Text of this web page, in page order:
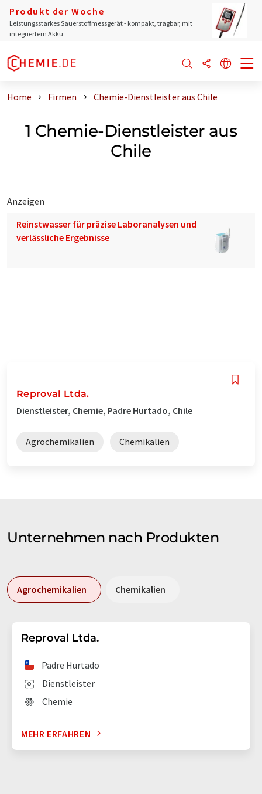
Produkt der Woche
Leistungsstarkes Sauerstoffmessgerät - kompakt, tragbar, mit
integriertem Akku
Home Firmen Chemie-Dienstleister aus Chile
1 Chemie-Dienstleister aus
Chile
Anzeigen
Reinstwasser für präzise Laboranalysen und
verlässliche Ergebnisse
Reproval Ltda.
Dienstleister, Chemie, Padre Hurtado, Chile
Agrochemikalien Chemikalien
Unternehmen nach Produkten
Agrochemikalien Chemikalien
Reproval Ltda.
Dienstleister
Padre Hurtado
Chemie
MEHR ERFAHREN